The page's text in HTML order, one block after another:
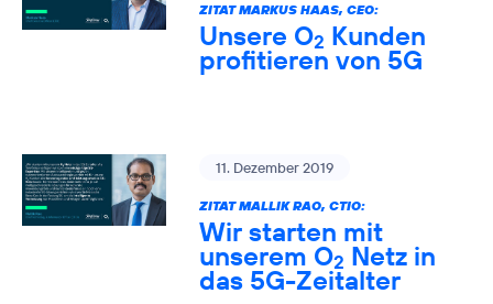
ZITAT MARKUS HAAS, CEO:
Unsere O2 Kunden
profitieren von 5G
11. Dezember 2019
ZITAT MALLIK RAO, CTIO:
Wir starten mit
unserem O2 Netz in
das 5G-Zeitalter